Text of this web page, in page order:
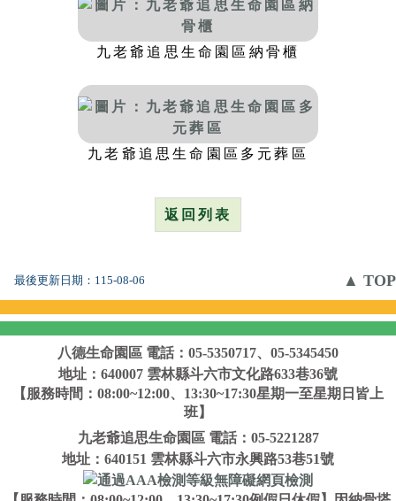
九老爺追思生命園區納骨櫃
九老爺追思生命園區多元葬區
返回列表
最後更新日期： 115-08-06 ▲ TOP
八德生命園區 電話：05-5350717、05-5345450
地址：640007 雲林縣斗六市文化路633巷36號
【服務時間：08:00~12:00、13:30~17:30星期一至星期日皆上
班】
九老爺追思生命園區 電話：05-5221287
地址：640151 雲林縣斗六市永興路53巷51號